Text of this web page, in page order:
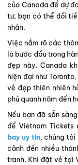
của Canada để dự
tư, bạn có thể đổi
nhân.
Việc nắm rõ các
là bước đầu trong
đẹp này. Canada
hiện đại như
vẻ đẹp thiên nhiên
phủ quanh năm đến
Nếu bạn đã sẵn
để Vietnam Tickets
bay uy tín, chúng
cảnh đến nhiều
tranh. Khi đặt vé tại